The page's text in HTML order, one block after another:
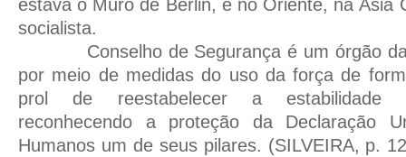
estava o Muro de Berlin, e no Oriente, na Ásia
socialista.
Conselho de Segurança é um órgão
por meio de medidas do uso da força de
prol de reestabelecer a estabilidade
reconhecendo a proteção da Declaração
Humanos um de seus pilares. (SILVEIRA, p.